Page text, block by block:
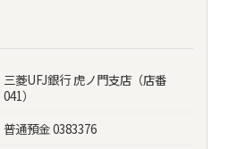
三菱UFJ銀行 虎ノ門支店（店番
041）
普通預金 0383376